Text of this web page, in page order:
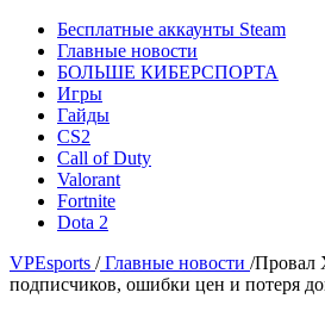
Бесплатные аккаунты Steam
Главные новости
БОЛЬШЕ КИБЕРСПОРТА
Игры
Гайды
CS2
Call of Duty
Valorant
Fortnite
Dota 2
VPEsports / Главные новости /Провал
подписчиков, ошибки цен и потеря